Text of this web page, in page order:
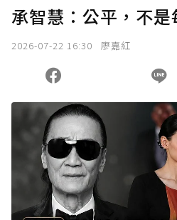
承智慧：公平，不
2026-07-22 16:30 廖嘉紅